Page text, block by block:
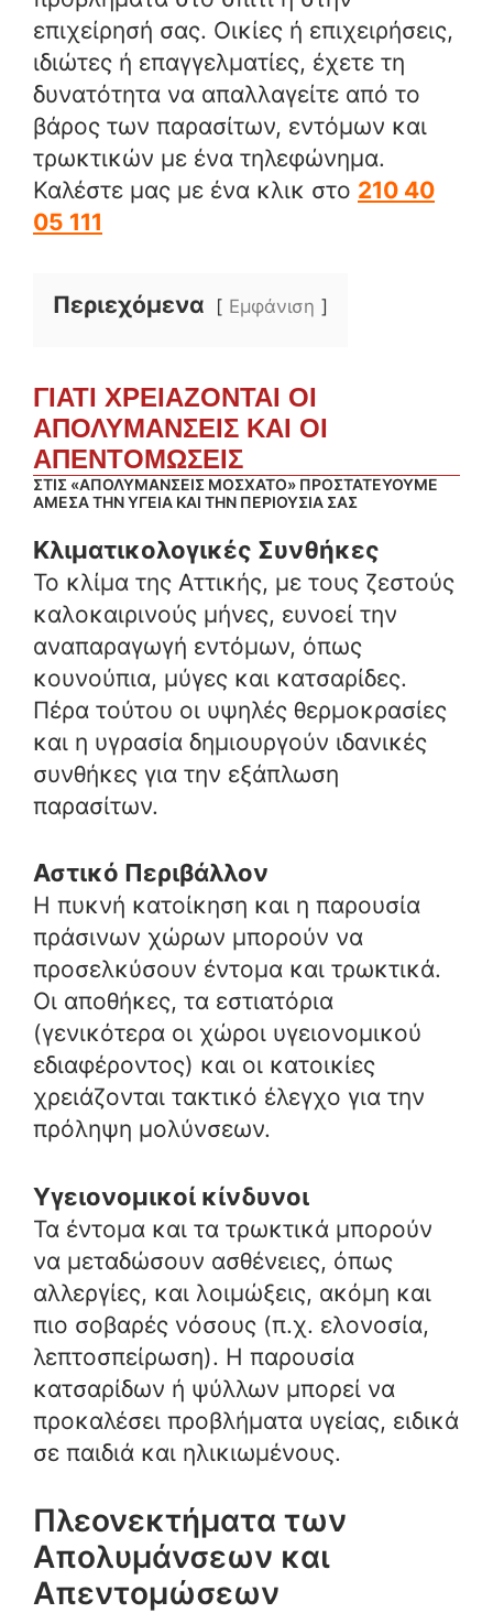
επιχείρησή σας. Οικίες ή επιχειρήσεις,
ιδιώτες ή επαγγελματίες, έχετε τη
δυνατότητα να απαλλαγείτε από το
βάρος των παρασίτων, εντόμων και
τρωκτικών με ένα τηλεφώνημα.
Καλέστε μας με ένα κλικ στο 210 40
05 111
Περιεχόμενα Εμφάνιση
ΓΙΑΤΙ ΧΡΕΙΑΖΟΝΤΑΙ ΟΙ
ΑΠΟΛΥΜΑΝΣΕΙΣ ΚΑΙ ΟΙ
ΑΠΕΝΤΟΜΩΣΕΙΣ
ΣΤΙΣ «ΑΠΟΛΥΜΑΝΣΕΙΣ ΜΟΣΧΑΤΟ» ΠΡΟΣΤΑΤΕΥΟΥΜΕ
ΑΜΕΣΑ ΤΗΝ ΥΓΕΙΑ ΚΑΙ ΤΗΝ ΠΕΡΙΟΥΣΙΑ ΣΑΣ
Κλιματικολογικές Συνθήκες
Το κλίμα της Αττικής, με τους ζεστούς
καλοκαιρινούς μήνες, ευνοεί την
αναπαραγωγή εντόμων, όπως
κουνούπια, μύγες και κατσαρίδες.
Πέρα τούτου οι υψηλές θερμοκρασίες
και η υγρασία δημιουργούν ιδανικές
συνθήκες για την εξάπλωση
παρασίτων.
Αστικό Περιβάλλον
Η πυκνή κατοίκηση και η παρουσία
πράσινων χώρων μπορούν να
προσελκύσουν έντομα και τρωκτικά.
Οι αποθήκες, τα εστιατόρια
(γενικότερα οι χώροι υγειονομικού
εδιαφέροντος) και οι κατοικίες
χρειάζονται τακτικό έλεγχο για την
πρόληψη μολύνσεων.
Υγειονομικοί κίνδυνοι
Τα έντομα και τα τρωκτικά μπορούν
να μεταδώσουν ασθένειες, όπως
αλλεργίες, και λοιμώξεις, ακόμη και
πιο σοβαρές νόσους (π.χ. ελονοσία,
λεπτοσπείρωση). Η παρουσία
κατσαρίδων ή ψύλλων μπορεί να
προκαλέσει προβλήματα υγείας, ειδικά
σε παιδιά και ηλικιωμένους.
Πλεονεκτήματα των
Απολυμάνσεων και
Απεντομώσεων